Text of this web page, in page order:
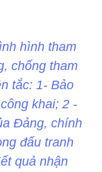
hình tham
chống tham
tắc: 1- Bảo
khai; 2 -
Đảng, chính
đấu tranh
quả nhận